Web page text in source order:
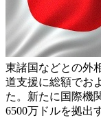
東諸国などとの外
道支援に総額でお
た。新たに国際機
6500万ドルを拠出